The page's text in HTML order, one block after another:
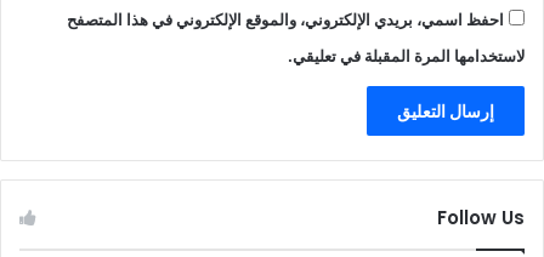
احفظ اسمي، بريدي الإلكتروني، والموقع الإلكتروني في هذا المتصفح
لاستخدامها المرة المقبلة في تعليقي.
Follow Us